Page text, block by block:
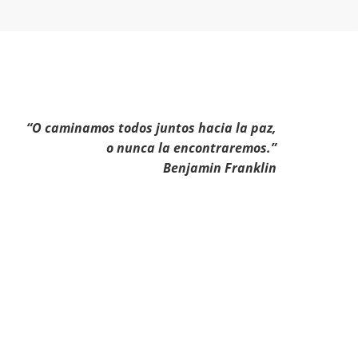
“O caminamos todos juntos hacia la paz,
o nunca la encontraremos.”
Benjamin Franklin